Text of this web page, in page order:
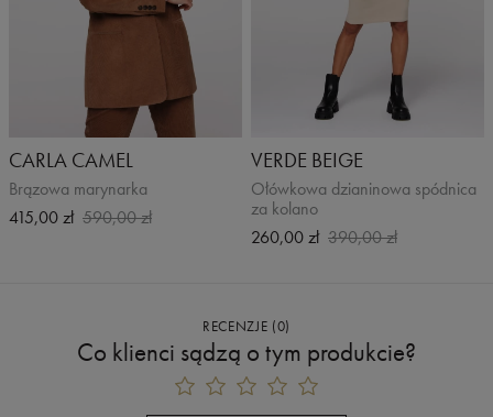
Pas
Biodra
C
Udo
D
Długość
całkowita
Wewnętrzna
45 cm 21 cm 93 cm
CARLA CAMEL
Brązowa marynarka
415,00 zł 590,00 zł
VERDE BEIGE
Ołówkowa dzianinowa spódnica
za kolano
260,00 zł 390,00 zł
RECENZJE (0)
Co klienci sądzą o tym produkcie?